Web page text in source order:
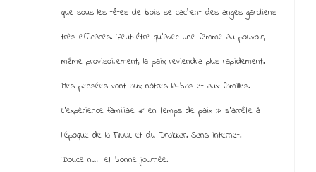
que sous les têtes de bois se cachent des anges gardiens
très efficaces. Peut-être qu’avec une femme au pouvoir,
même provisoirement, la paix reviendra plus rapidement.
Mes pensées vont aux nôtres là-bas et aux familles.
L’expérience familiale « en temps de paix » s’arrête à
l’époque de la FINUL et du Drakkar. Sans internet.
Douce nuit et bonne journée.